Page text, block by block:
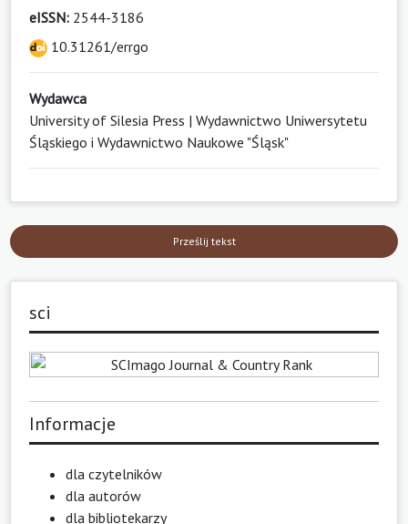
eISSN: 2544-3186
10.31261/errgo
Wydawca
University of Silesia Press | Wydawnictwo Uniwersytetu
Śląskiego i Wydawnictwo Naukowe "Śląsk"
Prześlij tekst
sci
Informacje
dla czytelników
dla autorów
dla bibliotekarzy